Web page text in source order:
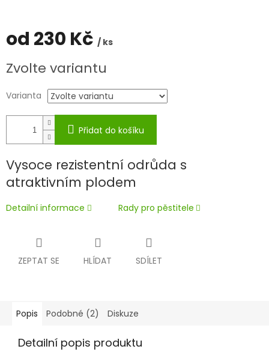
od 230 Kč / ks
cena:
Zvolte variantu
Varianta
Přidat do košíku
Vysoce rezistentní odrůda s
atraktivním plodem
Detailní informace Rady pro pěstitele
ZEPTAT SE HLÍDAT SDÍLET
Popis Podobné (2) Diskuze
Detailní popis produktu